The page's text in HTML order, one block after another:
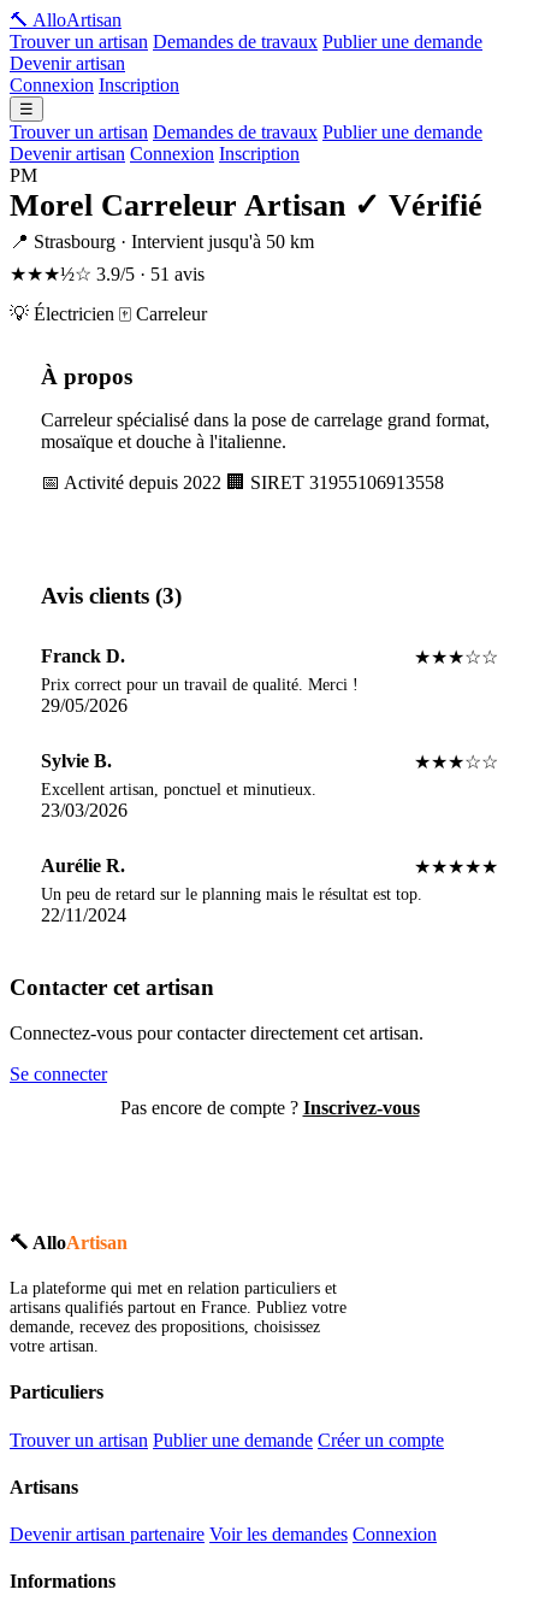
🔨 AlloArtisan
Trouver un artisan Demandes de travaux Publier une demande
Devenir artisan
Connexion Inscription
☰
Trouver un artisan Demandes de travaux Publier une demande
Devenir artisan Connexion Inscription
PM
Morel Carreleur Artisan ✓ Vérifié
📍 Strasbourg · Intervient jusqu'à 50 km
★★★½☆ 3.9/5 · 51 avis
💡 Électricien 🀄 Carreleur
À propos
Carreleur spécialisé dans la pose de carrelage grand format,
mosaïque et douche à l'italienne.
📅 Activité depuis 2022 🏢 SIRET 31955106913558
Avis clients (3)
Franck D. ★★★☆☆
Prix correct pour un travail de qualité. Merci !
29/05/2026
Sylvie B. ★★★☆☆
Excellent artisan, ponctuel et minutieux.
23/03/2026
Aurélie R. ★★★★★
Un peu de retard sur le planning mais le résultat est top.
22/11/2024
Contacter cet artisan
Connectez-vous pour contacter directement cet artisan.
Se connecter
Pas encore de compte ? Inscrivez-vous
🔨 AlloArtisan
La plateforme qui met en relation particuliers et
artisans qualifiés partout en France. Publiez votre
demande, recevez des propositions, choisissez
votre artisan.
Particuliers
Trouver un artisan Publier une demande Créer un compte
Artisans
Devenir artisan partenaire Voir les demandes Connexion
Informations